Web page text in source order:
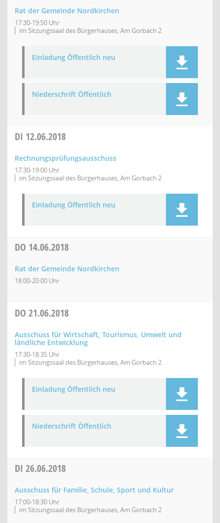
Rat der Gemeinde Nordkirchen
17:30-19:50 Uhr
im Sitzungssaal des Bürgerhauses, Am Gorbach 2
Einladung Öffentlich neu
Niederschrift Öffentlich
DI 12.06.2018
Rechnungsprüfungsausschuss
17:30-19:00 Uhr
im Sitzungssaal des Bürgerhauses, Am Gorbach 2
Einladung Öffentlich neu
DO 14.06.2018
Rat der Gemeinde Nordkirchen
18:00-20:00 Uhr
DO 21.06.2018
Ausschuss für Wirtschaft, Tourismus, Umwelt und
ländliche Entwicklung
17:30-18:35 Uhr
im Sitzungssaal des Bürgerhauses, Am Gorbach 2
Einladung Öffentlich neu
Niederschrift Öffentlich
DI 26.06.2018
Ausschuss für Familie, Schule, Sport und Kultur
17:00-18:30 Uhr
im Sitzungssaal des Bürgerhauses, Am Gorbach 2